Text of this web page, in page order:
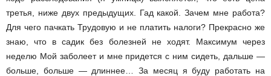
третья, ниже двух предыдущих. Гад какой. Зачем мне работа?
Для чего пачкать Трудовую и не платить налоги? Прекрасно же
знаю, что в садик без болезней не ходят. Максимум через
неделю Мой заболеет и мне придется с ним сидеть, дальше —
больше, больше — длиннее… За месяц я буду работать на